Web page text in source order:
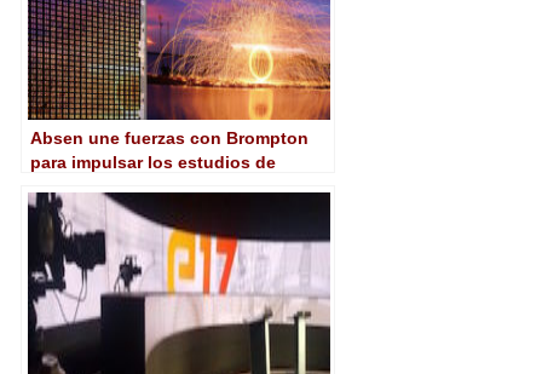
Absen une fuerzas con Brompton
para impulsar los estudios de